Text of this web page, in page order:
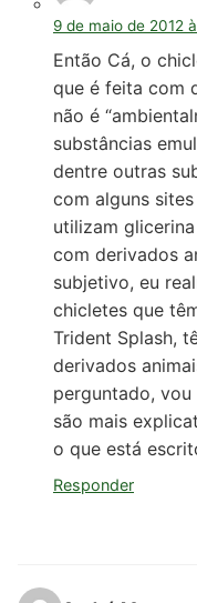
9 de maio de 2012
Então Cá, o
que é feita com
não é
substâncias
dentre outras
com alguns
utilizam
com derivados
subjetivo, eu
chicletes que
Trident Splash,
derivados
perguntado,
são mais
o que está
Responder